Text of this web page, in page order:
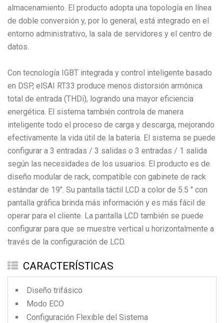
almacenamiento. El producto adopta una topología en línea
de doble conversión y, por lo general, está integrado en el
entorno administrativo, la sala de servidores y el centro de
datos.
Con tecnología IGBT integrada y control inteligente basado
en DSP, elSAI RT33 produce menos distorsión armónica
total de entrada (THDi), logrando una mayor eficiencia
energética. El sistema también controla de manera
inteligente todo el proceso de carga y descarga, mejorando
efectivamente la vida útil de la batería. El sistema se puede
configurar a 3 entradas / 3 salidas o 3 entradas / 1 salida
según las necesidades de los usuarios. El producto es de
diseño modular de rack, compatible con gabinete de rack
estándar de 19". Su pantalla táctil LCD a color de 5.5 " con
pantalla gráfica brinda más información y es más fácil de
operar para el cliente. La pantalla LCD también se puede
configurar para que se muestre vertical u horizontalmente a
través de la configuración de LCD.
CARACTERÍSTICAS
Diseño trifásico
Modo ECO
Configuración Flexible del Sistema